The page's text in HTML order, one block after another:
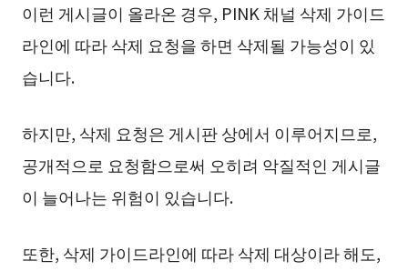
이런 게시글이 올라온 경우, PINK 채널 삭제 가이드
라인에 따라 삭제 요청을 하면 삭제될 가능성이 있
습니다.
하지만, 삭제 요청은 게시판 상에서 이루어지므로,
공개적으로 요청함으로써 오히려 악질적인 게시글
이 늘어나는 위험이 있습니다.
또한, 삭제 가이드라인에 따라 삭제 대상이라 해도,